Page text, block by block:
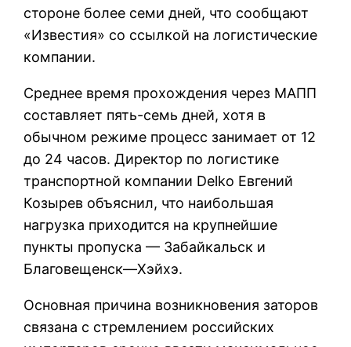
стороне более семи дней, что сообщают
«Известия» со ссылкой на логистические
компании.
Среднее время прохождения через МАПП
составляет пять-семь дней, хотя в
обычном режиме процесс занимает от 12
до 24 часов. Директор по логистике
транспортной компании Delko Евгений
Козырев объяснил, что наибольшая
нагрузка приходится на крупнейшие
пункты пропуска — Забайкальск и
Благовещенск—Хэйхэ.
Основная причина возникновения заторов
связана с стремлением российских